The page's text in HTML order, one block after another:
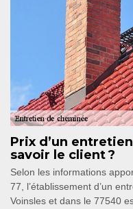
Prix d’un
savoir le client ?
Selon les informations
77, l’établissement d’un
Voinsles et dans le 77540